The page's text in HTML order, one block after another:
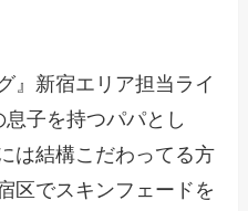
』新宿エリア担当ライ
子を持つパパとし
は結構こだわってる方
区でスキンフェードを